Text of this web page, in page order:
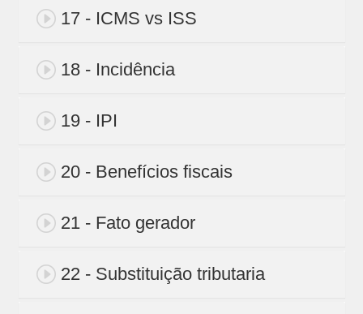
17 - ICMS vs ISS
18 - Incidência
19 - IPI
20 - Benefícios fiscais
21 - Fato gerador
22 - Substituição tributaria